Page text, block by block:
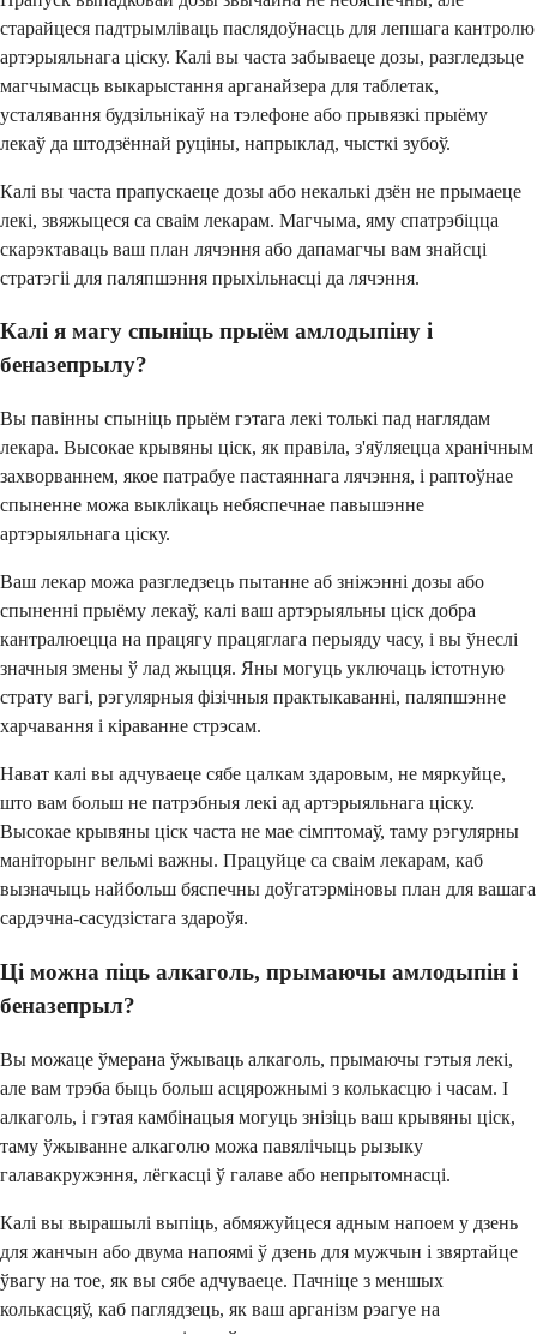
старайцеся падтрымліваць паслядоўнасць для лепшага кантролю
артэрыяльнага ціску. Калі вы часта забываеце дозы, разгледзьце
магчымасць выкарыстання арганайзера для таблетак,
усталявання будзільнікаў на тэлефоне або прывязкі прыёму
лекаў да штодзённай руціны, напрыклад, чысткі зубоў.
Калі вы часта прапускаеце дозы або некалькі дзён не прымаеце
лекі, звяжыцеся са сваім лекарам. Магчыма, яму спатрэбіцца
скарэктаваць ваш план лячэння або дапамагчы вам знайсці
стратэгіі для паляпшэння прыхільнасці да лячэння.
Калі я магу спыніць прыём амлодыпіну і
беназепрылу?
Вы павінны спыніць прыём гэтага лекі толькі пад наглядам
лекара. Высокае крывяны ціск, як правіла, з'яўляецца хранічным
захворваннем, якое патрабуе пастаяннага лячэння, і раптоўнае
спыненне можа выклікаць небяспечнае павышэнне
артэрыяльнага ціску.
Ваш лекар можа разгледзець пытанне аб зніжэнні дозы або
спыненні прыёму лекаў, калі ваш артэрыяльны ціск добра
кантралюецца на працягу працяглага перыяду часу, і вы ўнеслі
значныя змены ў лад жыцця. Яны могуць уключаць істотную
страту вагі, рэгулярныя фізічныя практыкаванні, паляпшэнне
харчавання і кіраванне стрэсам.
Нават калі вы адчуваеце сябе цалкам здаровым, не мяркуйце,
што вам больш не патрэбныя лекі ад артэрыяльнага ціску.
Высокае крывяны ціск часта не мае сімптомаў, таму рэгулярны
маніторынг вельмі важны. Працуйце са сваім лекарам, каб
вызначыць найбольш бяспечны доўгатэрміновы план для вашага
сардэчна-сасудзістага здароўя.
Ці можна піць алкаголь, прымаючы амлодыпін і
беназепрыл?
Вы можаце ўмерана ўжываць алкаголь, прымаючы гэтыя лекі,
але вам трэба быць больш асцярожнымі з колькасцю і часам. І
алкаголь, і гэтая камбінацыя могуць знізіць ваш крывяны ціск,
таму ўжыванне алкаголю можа павялічыць рызыку
галавакружэння, лёгкасці ў галаве або непрытомнасці.
Калі вы вырашылі выпіць, абмяжуйцеся адным напоем у дзень
для жанчын або двума напоямі ў дзень для мужчын і звяртайце
ўвагу на тое, як вы сябе адчуваеце. Пачніце з меншых
колькасцяў, каб паглядзець, як ваш арганізм рэагуе на